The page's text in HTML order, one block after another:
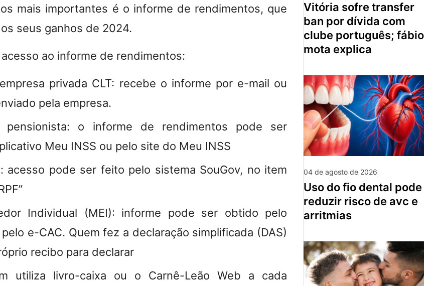
mais importantes é o informe de rendimentos, que
seus ganhos de 2024.
ao informe de rendimentos:
privada CLT: recebe o informe por e-mail ou
pela empresa.
o informe de rendimentos pode ser
Meu INSS ou pelo site do Meu INSS
acesso pode ser feito pelo sistema SouGov, no item
Individual (MEI): informe pode ser obtido pelo
e-CAC. Quem fez a declaração simplificada (DAS)
recibo para declarar
utiliza livro-caixa ou o Carnê-Leão Web a cada
vitória sofre transfer
ban por dívida com
clube português; fábio
mota explica
04 de agosto de 2026
uso do fio dental pode
reduzir risco de avc e
arritmias